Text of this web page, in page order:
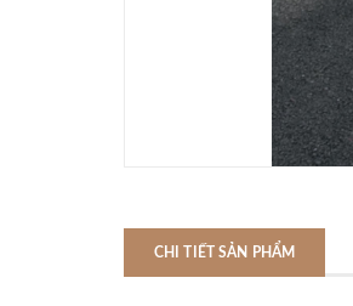
CHI TIẾT SẢN PHẨM